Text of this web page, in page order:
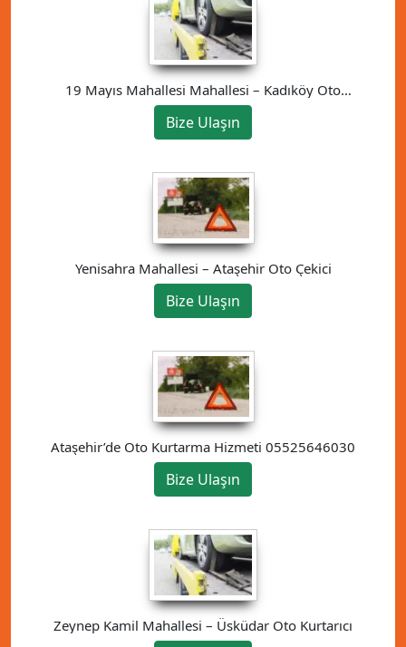
19 Mayıs Mahallesi Mahallesi – Kadıköy Oto
Çekici
Bize Ulaşın
Yenisahra Mahallesi – Ataşehir Oto Çekici
Bize Ulaşın
Ataşehir’de Oto Kurtarma Hizmeti 05525646030
Bize Ulaşın
Zeynep Kamil Mahallesi – Üsküdar Oto Kurtarıcı